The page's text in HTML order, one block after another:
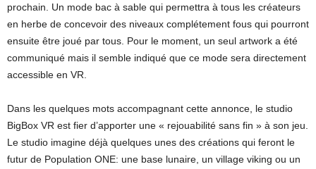
prochain. Un mode bac à sable qui permettra à tous les créateurs
en herbe de concevoir des niveaux complétement fous qui pourront
ensuite être joué par tous. Pour le moment, un seul artwork a été
communiqué mais il semble indiqué que ce mode sera directement
accessible en VR.
Dans les quelques mots accompagnant cette annonce, le studio
BigBox VR est fier d’apporter une « rejouabilité sans fin » à son jeu.
Le studio imagine déjà quelques unes des créations qui feront le
futur de Population ONE: une base lunaire, un village viking ou un